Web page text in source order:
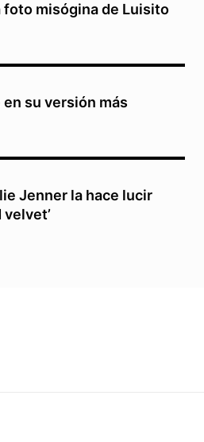
foto misógina de Luisito
su versión más
Jenner la hace lucir
velvet’